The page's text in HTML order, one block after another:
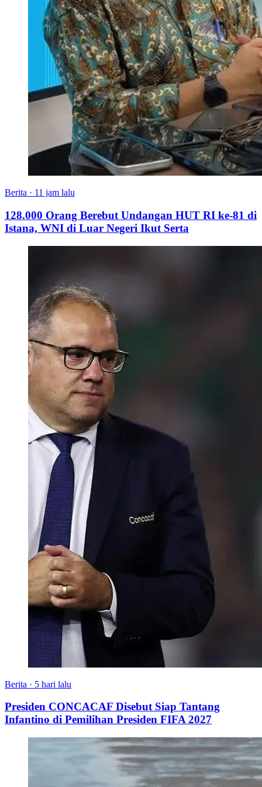
Berita · 11 jam lalu
128.000 Orang Berebut Undangan HUT RI ke-81 di
Istana, WNI di Luar Negeri Ikut Serta
Berita · 5 hari lalu
Presiden CONCACAF Disebut Siap Tantang
Infantino di Pemilihan Presiden FIFA 2027